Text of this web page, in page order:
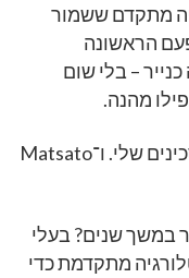
מתקדם ששמור
הראשונה
– בלי שום
מהנה.
אז הבנתי: זו לא הייתה אני. אלו היו הסכינים שלי. ו־Matsato
במשך שנים? בעלי
מתקדמת כדי